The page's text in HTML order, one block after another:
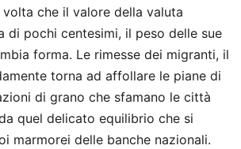
che il valore della valuta
di pochi centesimi, il peso delle sue
forma. Le rimesse dei migranti, il
torna ad affollare le piane di
di grano che sfamano le città
quel delicato equilibrio che si
marmorei delle banche nazionali.